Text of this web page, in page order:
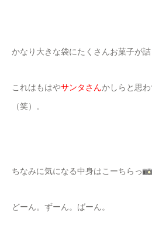
かなり大きな袋にたくさんお菓子が
これはもはやサンタさんかしらと思
（笑）。
ちなみに気になる中身はこーちらっ
どーん。ずーん。ばーん。